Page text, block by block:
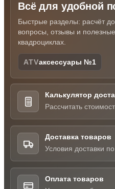
Всё для удобной
Быстрые разделы: расчёт
вопросы, отзывы и
квадроциклах.
ATVаксессуары №1
Калькулятор
Рассчитать
Доставка товаров
Условия доставки
Оплата товаров